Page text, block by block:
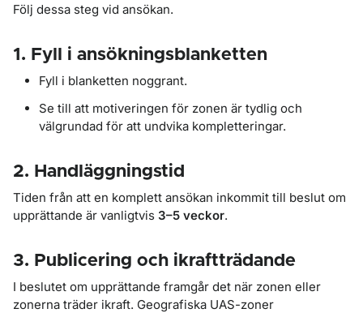
Följ dessa steg vid ansökan.
1. Fyll i ansökningsblanketten
Fyll i blanketten noggrant.
Se till att motiveringen för zonen är tydlig och
välgrundad för att undvika kompletteringar.
2. Handläggningstid
Tiden från att en komplett ansökan inkommit till beslut om
upprättande är vanligtvis 3–5 veckor.
3. Publicering och ikraftträdande
I beslutet om upprättande framgår det när zonen eller
zonerna träder ikraft. Geografiska UAS-zoner